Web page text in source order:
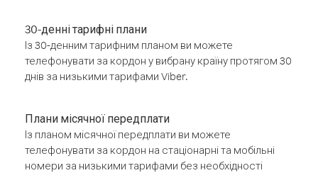
30-денні тарифні плани
Із 30-денним тарифним планом ви можете
телефонувати за кордон у вибрану країну протягом 30
днів за низькими тарифами Viber.
Плани місячної передплати
Із планом місячної передплати ви можете
телефонувати за кордон на стаціонарні та мобільні
номери за низькими тарифами без необхідності